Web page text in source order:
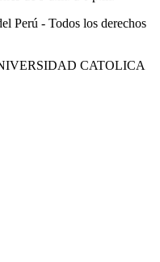
Perú - Todos los derechos
CATOLICA